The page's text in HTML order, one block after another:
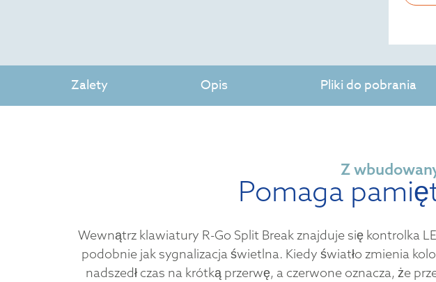
Zalety Opis Pliki do pobrania
Z
Pomaga
Wewnątrz klawiatury R-Go Split Break znajduje się kontrolka
podobnie jak sygnalizacja świetlna. Kiedy światło zmienia
nadszedł czas na krótką przerwę, a czerwone oznacza, że